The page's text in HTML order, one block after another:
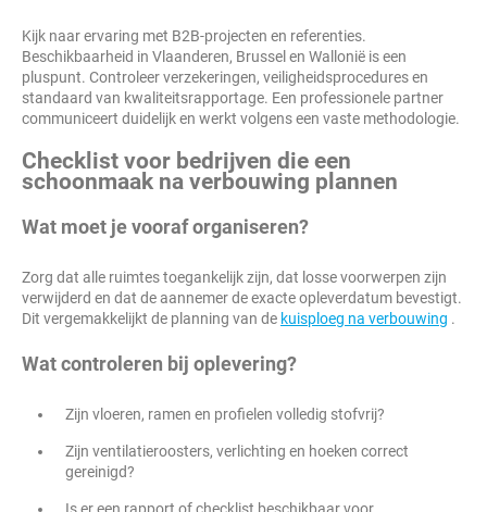
Kijk naar ervaring met B2B-projecten en referenties.
Beschikbaarheid in Vlaanderen, Brussel en Wallonië is een
pluspunt. Controleer verzekeringen, veiligheidsprocedures en
standaard van kwaliteitsrapportage. Een professionele partner
communiceert duidelijk en werkt volgens een vaste methodologie.
Checklist voor bedrijven die een
schoonmaak na verbouwing plannen
Wat moet je vooraf organiseren?
Zorg dat alle ruimtes toegankelijk zijn, dat losse voorwerpen zijn
verwijderd en dat de aannemer de exacte opleverdatum bevestigt.
Dit vergemakkelijkt de planning van de kuisploeg na verbouwing .
Wat controleren bij oplevering?
Zijn vloeren, ramen en profielen volledig stofvrij?
Zijn ventilatieroosters, verlichting en hoeken correct
gereinigd?